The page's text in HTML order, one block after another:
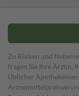
Zu Risiken und
fragen Sie Ihre Ärztin,
Üblicher